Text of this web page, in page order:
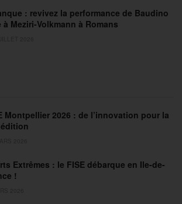
: revivez la performance de Baudino
à Meziri-Volkmann à Romans
Montpellier 2026 : de l’innovation pour la
Extrêmes : le FISE débarque en Ile-de-
!